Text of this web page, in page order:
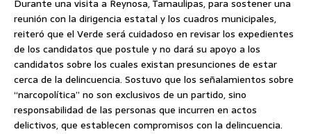
Durante una visita a Reynosa, Tamaulipas, para sostener una
reunión con la dirigencia estatal y los cuadros municipales,
reiteró que el Verde será cuidadoso en revisar los expedientes
de los candidatos que postule y no dará su apoyo a los
candidatos sobre los cuales existan presunciones de estar
cerca de la delincuencia. Sostuvo que los señalamientos sobre
“narcopolítica” no son exclusivos de un partido, sino
responsabilidad de las personas que incurren en actos
delictivos, que establecen compromisos con la delincuencia.